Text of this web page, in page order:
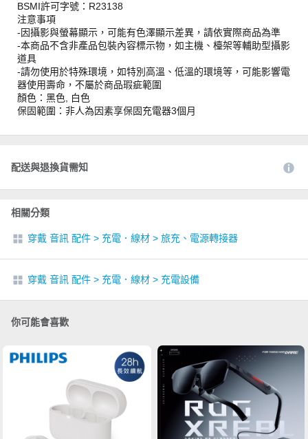
BSMI許可字號：R23138
注意事項
-因攝影與螢幕顯示，可能有色澤顯示差異，請依實際商品為準
-本商品不含非產品包裝內容標示物，如主機、檯架等輔助型攝影
道具
-請勿使用於特殊環境，如特別高溫、低溫的環境等，可能影響電
器使用壽命，不屬於商品瑕疵範圍
顏色：黑色, 白色
保固範圍：非人為因素享保固充電器3個月
配送與退換貨需知
相關分類
穿戴 音訊 配件 > 充電．線材 > 旅充、電源轉接器
穿戴 音訊 配件 > 充電．線材 > 充電設備
你可能會喜歡